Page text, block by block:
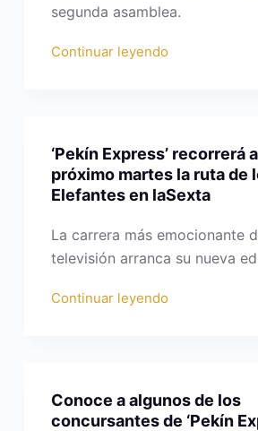
segunda asamblea.
Continuar leyendo
‘Pekín Express’ recorrerá
próximo martes la ruta de
Elefantes en laSexta
La carrera más emocionante
televisión arranca su nueva
Continuar leyendo
Conoce a algunos de los
concursantes de ‘Pekín